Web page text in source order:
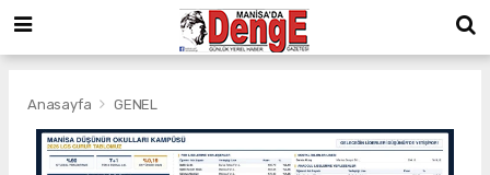
Anasayfa GENEL